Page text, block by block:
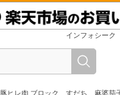
インフォシーク
豚ヒレ肉 ブロック すだち 麻婆茄